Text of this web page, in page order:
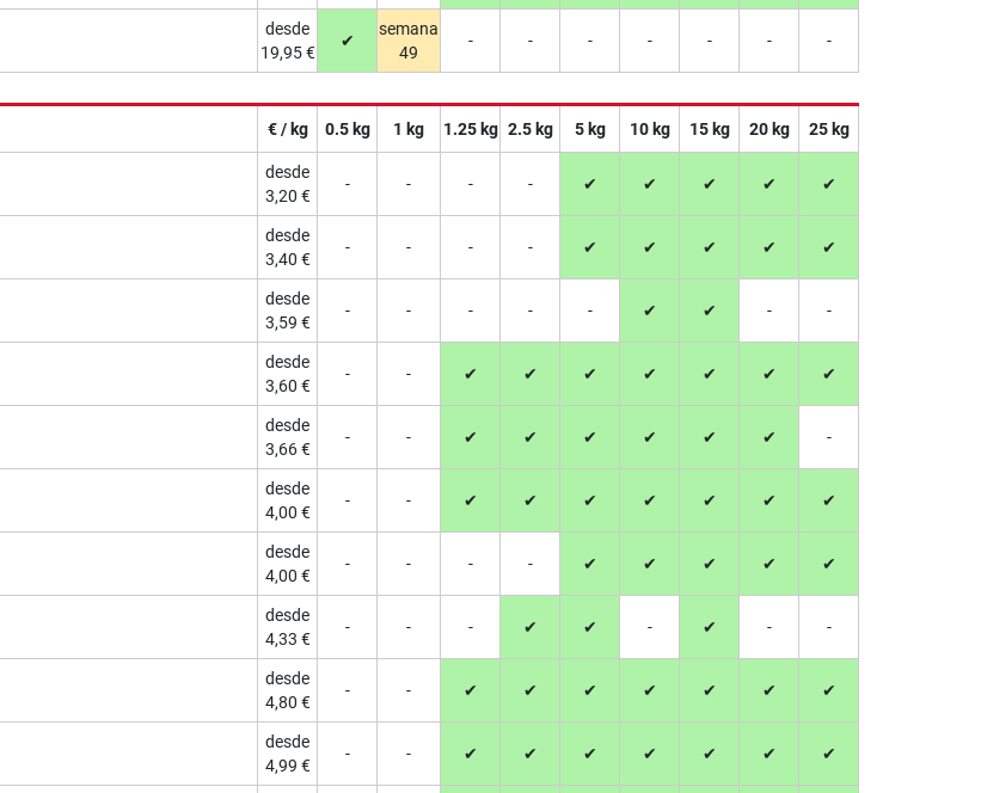
desde
19,95 €
✔
semana
49
- - - - - - -
€ / kg 0.5 kg 1 kg 1.25 kg 2.5 kg 5 kg 10 kg 15 kg 20 kg 25 kg
desde
3,20 €
- - - - ✔ ✔ ✔ ✔ ✔
desde
3,40 €
- - - - ✔ ✔ ✔ ✔ ✔
desde
3,59 €
- - - - - ✔ ✔ - -
desde
3,60 €
- - ✔ ✔ ✔ ✔ ✔ ✔ ✔
desde
3,66 €
- - ✔ ✔ ✔ ✔ ✔ ✔ -
desde
4,00 €
- - ✔ ✔ ✔ ✔ ✔ ✔ ✔
desde
4,00 €
- - - - ✔ ✔ ✔ ✔ ✔
desde
4,33 €
- - - ✔ ✔ - ✔ - -
desde
4,80 €
- - ✔ ✔ ✔ ✔ ✔ ✔ ✔
desde
4,99 €
- - ✔ ✔ ✔ ✔ ✔ ✔ ✔